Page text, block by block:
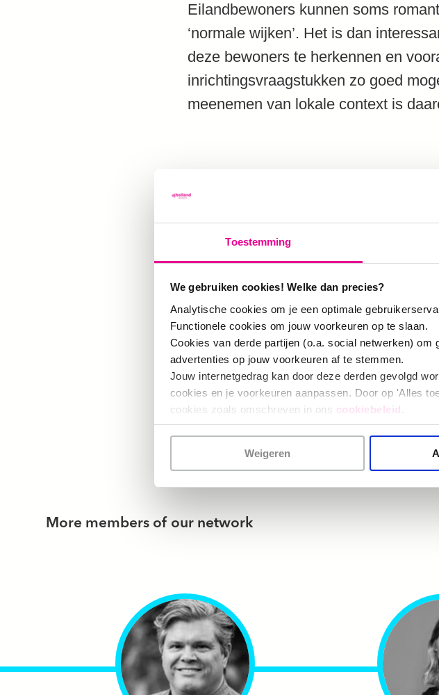
Toestemming
We gebruiken cookies! Welke dan precies?
Analytische cookies om je een optimale
Functionele cookies om jouw voorkeuren op te slaan.
Cookies van derde partijen (o.a. social netwerken) om
advertenties op jouw voorkeuren af te stemmen.
Jouw internetgedrag kan door deze derden gevolgd
cookies en je voorkeuren aanpassen. Door op 'Alles
cookies zoals omschreven in ons cookiebeleid
Weigeren
Eilandbewoners kunnen soms
‘normale wijken’. Het is dan
deze bewoners te herkennen en
inrichtingsvraagstukken zo goed
meenemen van lokale context is
ook vind ik het belangrijk om een
unusual suspects
te vinden en te
buurt.”
More members of our network